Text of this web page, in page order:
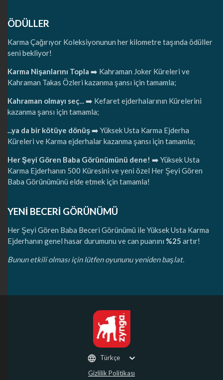
ÖDÜLLER
Karma Çağırıyor Koleksiyonunun her kilometre taşında ödüller
seni bekliyor!
Karma Nişanlarını Topla ➡️ Kahraman Joker Küreleri ve
Kahraman Takas Özleri kazanma şansı için tamamla;
Kahraman olmayı seç... ➡️ Kefaret ejderhalarının Kürelerini
kazanma şansı için tamamla;
...ya da bir kötüye dönüş➡️ Yüksek Usta Karma Ejderha
Küreleri ve Karma ejderhalar kazanma şansı için tamamla;
Her Şeyi Gören Baba Görünümünü dene! ➡️ Yüksek Usta
Karma Ejderhanın 500 Küresini ve yeni özel Her Şeyi Gören
Baba Görünümünü elde etmek için tamamla!
YENİ BECERİ GÖRÜNÜMÜ
Her Şeyi Gören Baba Beceri Görünümü ile Yüksek Usta Karma
Ejderhanın genel hasar durumunu ve can puanını %25 artır!
Bunun etkili olması için lütfen oyununu yeniden başlat.
Gizlilik Politikası
Türkçe